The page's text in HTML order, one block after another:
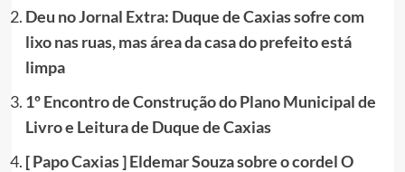
Deu no Jornal Extra: Duque de Caxias sofre com
lixo nas ruas, mas área da casa do prefeito está
limpa
1º Encontro de Construção do Plano Municipal de
Livro e Leitura de Duque de Caxias
[ Papo Caxias ] Eldemar Souza sobre o cordel O